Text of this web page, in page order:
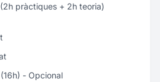
pràctiques + 2h teoria)
- Opcional